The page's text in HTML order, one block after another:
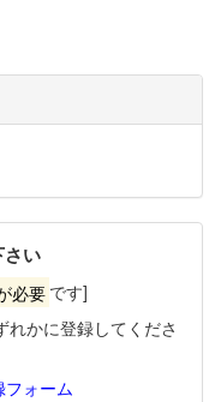
い
必要 です]
かに登録してくださ
ォーム